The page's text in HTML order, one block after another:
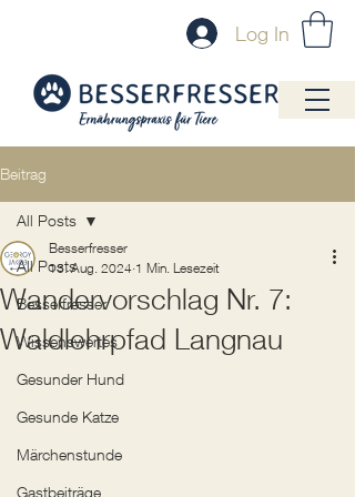
Log In
Beitrag
All Posts
Besserfresser
Wissenswertes
Gesunder Hund
Gesunde Katze
Märchenstunde
Gastbeiträge
All Posts
Wandervorschlag Nr. 7:
Waldlehrpfad Langnau
Besserfresser
13. Aug. 2024 1 Min. Lesezeit